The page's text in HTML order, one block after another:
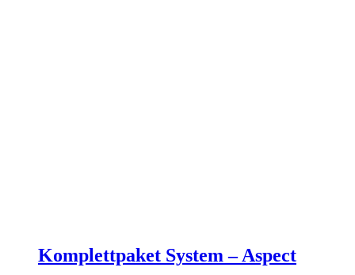
Komplettpaket System – Aspect